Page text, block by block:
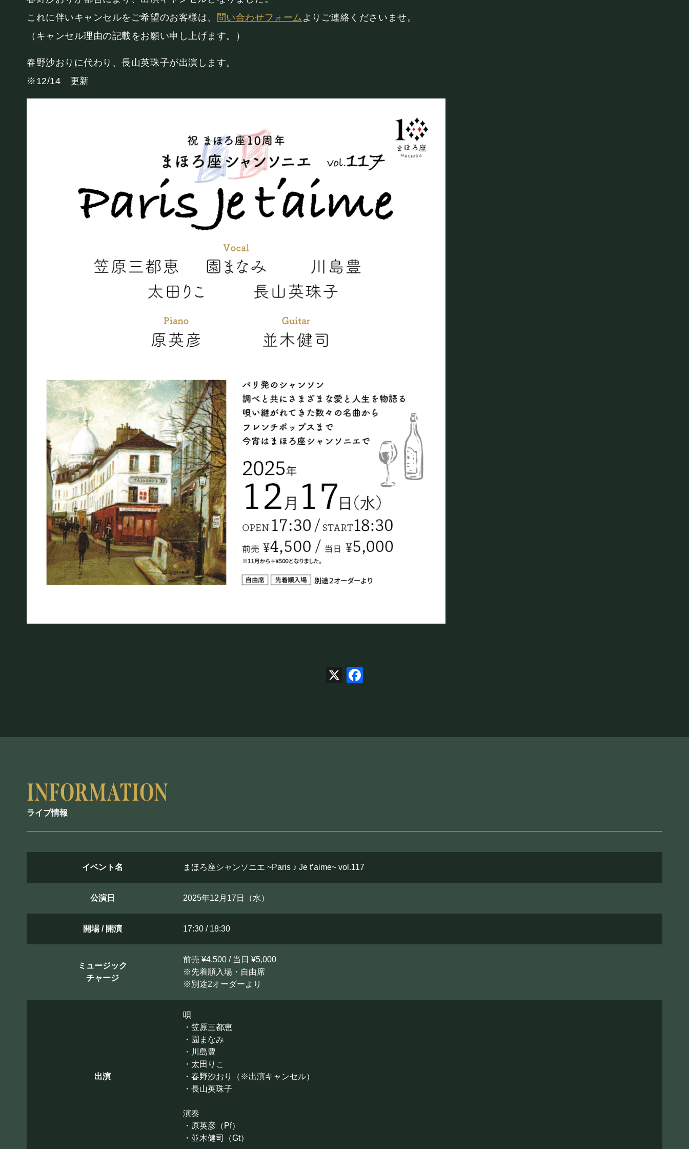
PRIVATE
貸切パーティー・ホールレンタル
BOOKING
キャンセルポリシー
これに伴いキャンセルをご希望のお客様は、
問い合わせフォーム よりご連絡くださいませ。
（キャンセル理由の記載をお願い申し上げます。）
春野沙おりに代わり、長山英珠子が出演します。
※12/14 更新
X
ライブ情報
イベント名 まほろ座シャンソニエ ~Paris ♪ Je t’aime~ vol.117
公演日 2025年12月17日（水）
開場 / 開演 17:30 / 18:30
ミュージック
チャージ
前売 ¥4,500 / 当日 ¥5,000
※先着順入場・自由席
※別途2オーダーより
出演
唄
・笠原三都恵
・園まなみ
・川島豊
・太田りこ
・春野沙おり（※出演キャンセル）
・長山英珠子
演奏
・原英彦（Pf）
・並木健司（Gt）